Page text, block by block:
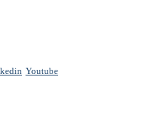
Youtube